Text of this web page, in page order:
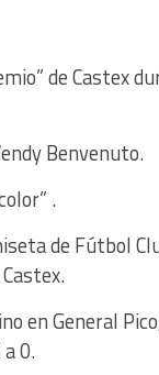
de Castex
Benvenuto.
.
de Fútbol
en General
0.